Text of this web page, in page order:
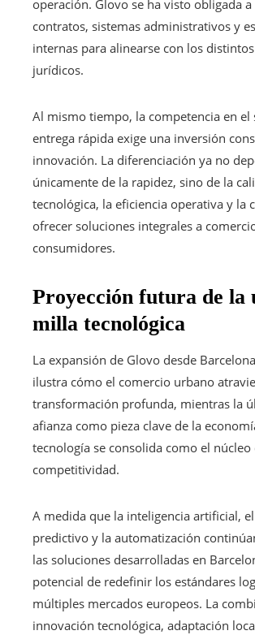
operación. Glovo se ha visto obligada
contratos, sistemas administrativos y
internas para alinearse con los
jurídicos.
Al mismo tiempo, la competencia en el
entrega rápida exige una inversión
innovación. La diferenciación ya no
únicamente de la rapidez, sino de la
tecnológica, la eficiencia operativa y la
ofrecer soluciones integrales a
consumidores.
Proyección futura de la
milla tecnológica
La expansión de Glovo desde
ilustra cómo el comercio urbano
transformación profunda, mientras la
afianza como pieza clave de la
tecnología se consolida como el núcleo
competitividad.
A medida que la inteligencia artificial,
predictivo y la automatización
las soluciones desarrolladas en
potencial de redefinir los estándares
múltiples mercados europeos. La
innovación tecnológica, adaptación